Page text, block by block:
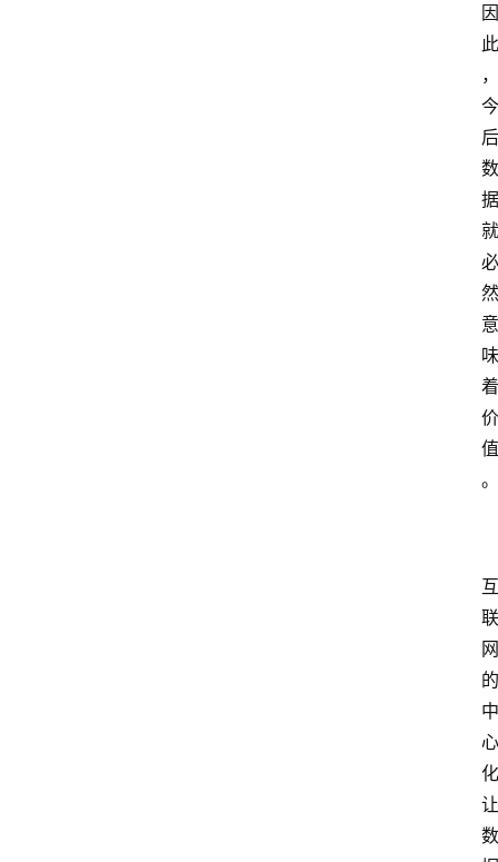
因
此
，
今
后
数
据
就
必
然
意
味
着
价
值
。
互
联
网
的
中
心
化
让
数